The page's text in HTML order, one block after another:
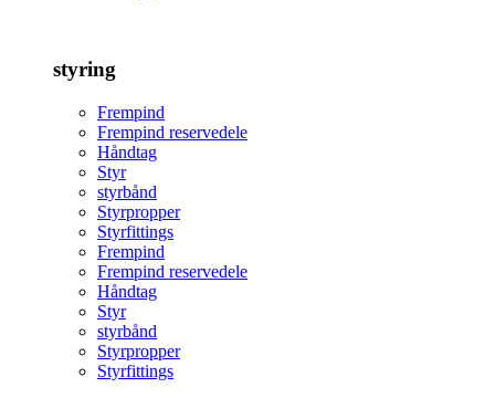
styring
Frempind
Frempind reservedele
Håndtag
Styr
styrbånd
Styrpropper
Styrfittings
Frempind
Frempind reservedele
Håndtag
Styr
styrbånd
Styrpropper
Styrfittings